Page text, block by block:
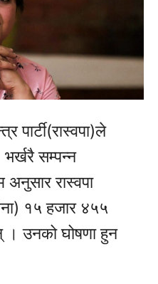
पार्टी(रास्वपा)ले
सम्पन्न
अनुसार रास्वपा
१५ हजार ४५५
। उनको घोषणा हुन